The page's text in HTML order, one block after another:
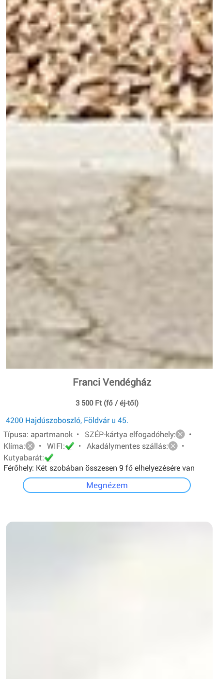
Franci Vendégház
3 500 Ft (fő / éj-től)
4200 Hajdúszoboszló, Földvár u 45.
Típusa: apartmanok • SZÉP-kártya elfogadóhely:
•
Klíma:
• WIFI: • Akadálymentes szállás:
•
Kutyabarát:
Férőhely: Két szobában összesen 9 fő elhelyezésére van
lehetőség.A földszinti apartman 4 férőhelyes, egyszerű
felszereltségű. Emeleti apartman 5 férőhelyes, teljesen
Megnézem